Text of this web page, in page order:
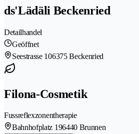
ds'Lädäli Beckenried
Detailhandel
Geöffnet
Seestrasse 106375 Beckenried
Filona-Cosmetik
Fussreflexzonentherapie
Bahnhofplatz 196440 Brunnen